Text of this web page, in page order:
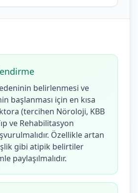
belirlenmesi ve
başlanması için en kısa
(tercihen Nöroloji, KBB
ve Rehabilitasyon
Özellikle artan
gibi atipik belirtiler
paylaşılmalıdır.